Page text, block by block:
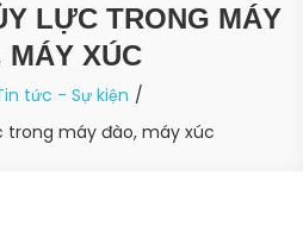
LỰC TRONG MÁY
XÚC
tức - Sự kiện
trong máy đào, máy xúc